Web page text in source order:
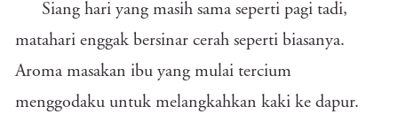
Siang hari yang masih sama seperti pagi tadi,
matahari enggak bersinar cerah seperti biasanya.
Aroma masakan ibu yang mulai tercium
menggodaku untuk melangkahkan kaki ke dapur.